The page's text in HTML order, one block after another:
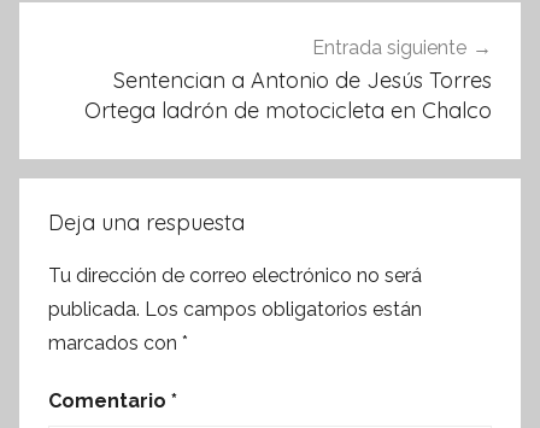
Entrada siguiente
Sentencian a Antonio de Jesús Torres
Ortega ladrón de motocicleta en Chalco
Deja una respuesta
Tu dirección de correo electrónico no será
publicada. Los campos obligatorios están
marcados con *
Comentario *